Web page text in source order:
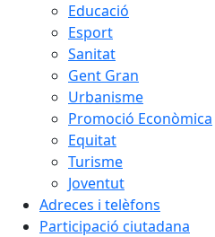
Educació
Esport
Sanitat
Gent Gran
Urbanisme
Promoció Econòmica
Equitat
Turisme
Joventut
Adreces i telèfons
Participació ciutadana